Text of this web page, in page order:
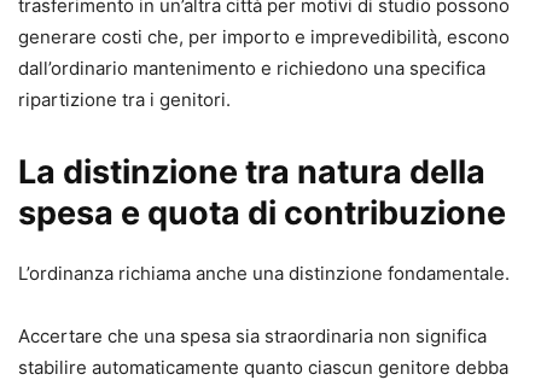
pubblicato monografie, articoli e saggi in materia di diritto
di famiglia, diritto processuale civile, diritto
internazionale processuale.
trasferimento in un’altra città per motivi di studio possono
generare costi che, per importo e imprevedibilità, escono
dall’ordinario mantenimento e richiedono una specifica
ripartizione tra i genitori.
La distinzione tra natura della
spesa e quota di contribuzione
L’ordinanza richiama anche una distinzione fondamentale.
Accertare che una spesa sia straordinaria non significa
stabilire automaticamente quanto ciascun genitore debba